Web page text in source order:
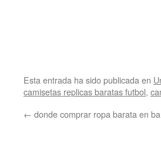
Esta entrada ha sido publicada en
camisetas replicas baratas futbol,
← donde comprar ropa barata en